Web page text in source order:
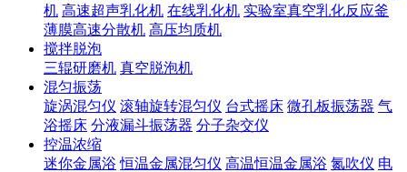
机 高速超声乳化机 在线乳化机 实验室真空乳化反应釜
薄膜高速分散机 高压均质机
搅拌脱泡
三辊研磨机 真空脱泡机
混匀振荡
旋涡混匀仪 滚轴旋转混匀仪 台式摇床 微孔板振荡器 气
浴摇床 分液漏斗振荡器 分子杂交仪
控温浓缩
迷你金属浴 恒温金属混匀仪 高温恒温金属浴 氮吹仪 电